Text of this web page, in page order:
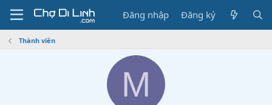
Đăng nhập Đăng ký
Thành viên
M